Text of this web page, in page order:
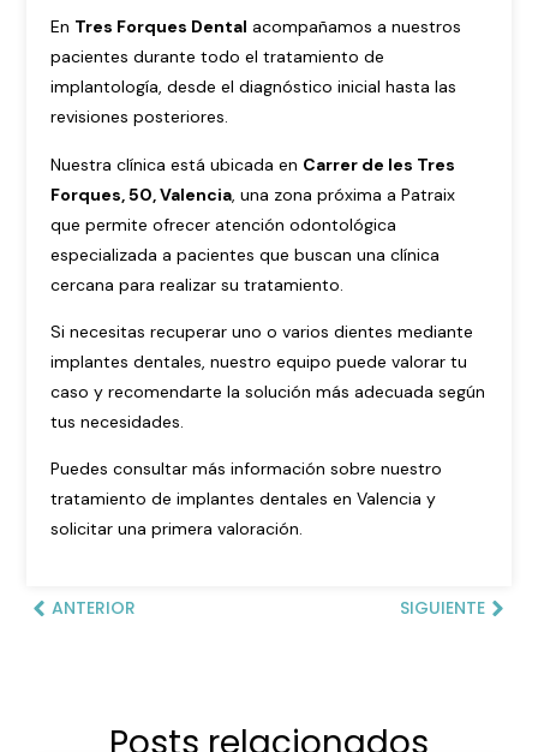
En Tres Forques Dental acompañamos a nuestros
pacientes durante todo el tratamiento de
implantología, desde el diagnóstico inicial hasta las
revisiones posteriores.
Nuestra clínica está ubicada en Carrer de les Tres
Forques, 50, Valencia , una zona próxima a Patraix
que permite ofrecer atención odontológica
especializada a pacientes que buscan una clínica
cercana para realizar su tratamiento.
Si necesitas recuperar uno o varios dientes mediante
implantes dentales, nuestro equipo puede valorar tu
caso y recomendarte la solución más adecuada según
tus necesidades.
Puedes consultar más información sobre nuestro
tratamiento deimplantes dentales en Valencia y
solicitar una primera valoración.
ANTERIOR SIGUIENTE